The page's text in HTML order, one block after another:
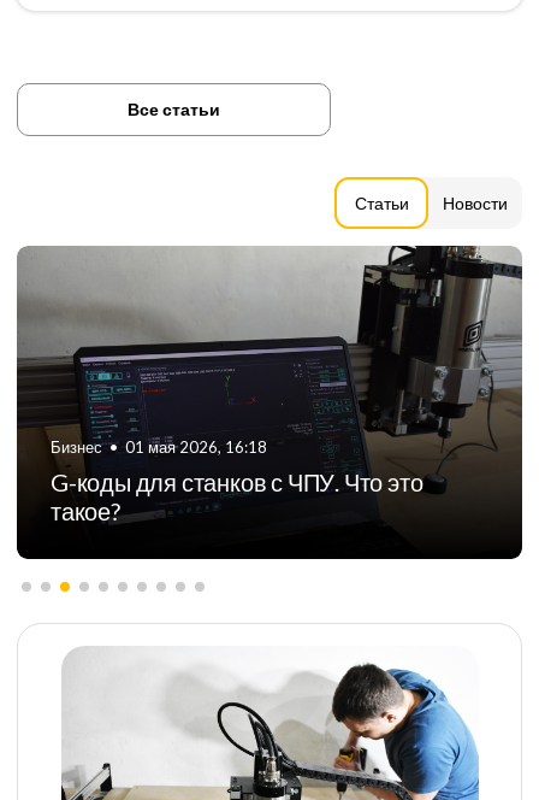
Статьи Новости
Все статьи
Бизнес • 06 августа 2024, 11:21
ТОП-5 российских производителей
фрезерных станков с ЧПУ